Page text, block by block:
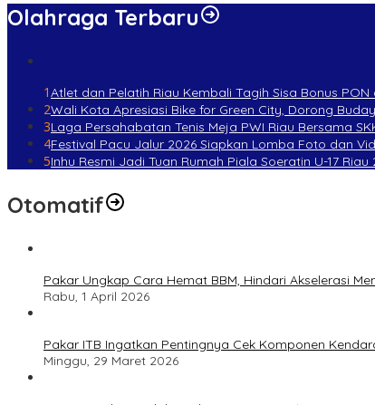
Olahraga Terbaru
1Atlet dan Pelatih Riau Kembali Tagih Sisa Bonus
2Wali Kota Apresiasi Bike for Green City, Dorong
3Laga Persahabatan Tenis Meja PWI Riau Bersama
4Festival Pacu Jalur 2026 Siapkan Lomba Foto dan
5Inhu Resmi Jadi Tuan Rumah Piala Soeratin U-17 Riau
Otomatif
Pakar Ungkap Cara Hemat BBM, Hindari Akselerasi
Rabu, 1 April 2026
Pakar ITB Ingatkan Pentingnya Cek Komponen
Minggu, 29 Maret 2026